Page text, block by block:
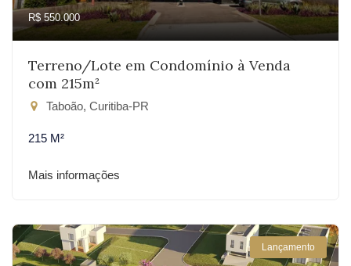
R$ 550.000
Terreno/Lote em Condomínio à Venda
com 215m²
Taboão, Curitiba-PR
215 M²
Mais informações
Lançamento